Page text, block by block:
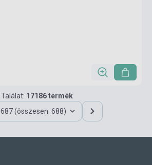
Találat: 17186 termék
687 (összesen: 688)